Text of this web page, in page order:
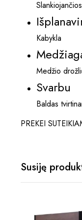
Slankiojančios
Kabykla
Medžio
Svarbu
Baldas
PREKEI
Susiję